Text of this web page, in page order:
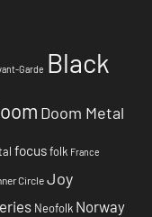
Garde Black
Doom Metal
focusfolk France
Circle Joy
Neofolk Norway